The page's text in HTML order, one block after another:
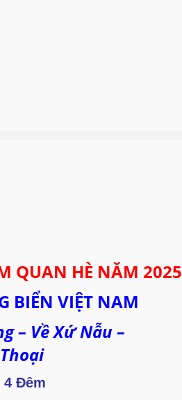
QUAN HÈ NĂM 2025
BIỂN VIỆT NAM
– Về Xứ Nẫu –
4 Đêm